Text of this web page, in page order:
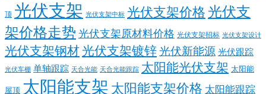
顶 光伏支架 光伏支架中标 光伏支架价格 光伏支
架价格走势 光伏支架原材料价格 光伏支架招标 光伏支架设计
光伏支架钢材光伏支架镀锌光伏新能源 光伏跟踪
光伏车棚 单轴跟踪 天合光能 天合光能跟踪 太阳能光伏支架 太阳能
屋顶 太阳能支架 太阳能支架价格 太阳能跟踪